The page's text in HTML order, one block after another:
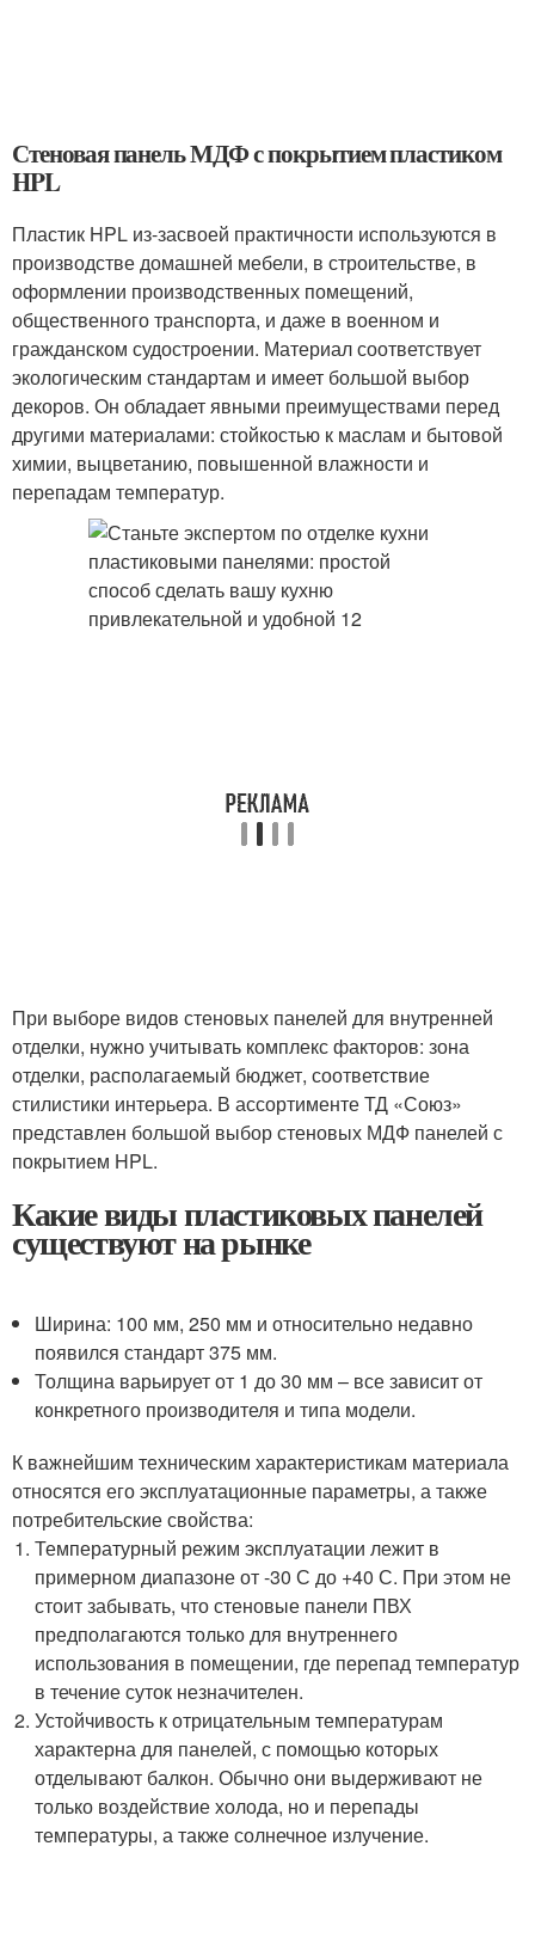
Стеновая панель МДФ с покрытием пластиком
HPL
Пластик HPL из-засвоей практичности используются в
производстве домашней мебели, в строительстве, в
оформлении производственных помещений,
общественного транспорта, и даже в военном и
гражданском судостроении. Материал соответствует
экологическим стандартам и имеет большой выбор
декоров. Он обладает явными преимуществами перед
другими материалами: стойкостью к маслам и бытовой
химии, выцветанию, повышенной влажности и
перепадам температур.
При выборе видов стеновых панелей для внутренней
отделки, нужно учитывать комплекс факторов: зона
отделки, располагаемый бюджет, соответствие
стилистики интерьера. В ассортименте ТД «Союз»
представлен большой выбор стеновых МДФ панелей с
покрытием HPL.
Какие виды пластиковых панелей
существуют на рынке
Ширина: 100 мм, 250 мм и относительно недавно
появился стандарт 375 мм.
Толщина варьирует от 1 до 30 мм – все зависит от
конкретного производителя и типа модели.
К важнейшим техническим характеристикам материала
относятся его эксплуатационные параметры, а также
потребительские свойства:
Температурный режим эксплуатации лежит в
примерном диапазоне от -30 С до +40 С. При этом не
стоит забывать, что стеновые панели ПВХ
предполагаются только для внутреннего
использования в помещении, где перепад температур
в течение суток незначителен.
Устойчивость к отрицательным температурам
характерна для панелей, с помощью которых
отделывают балкон. Обычно они выдерживают не
только воздействие холода, но и перепады
температуры, а также солнечное излучение.